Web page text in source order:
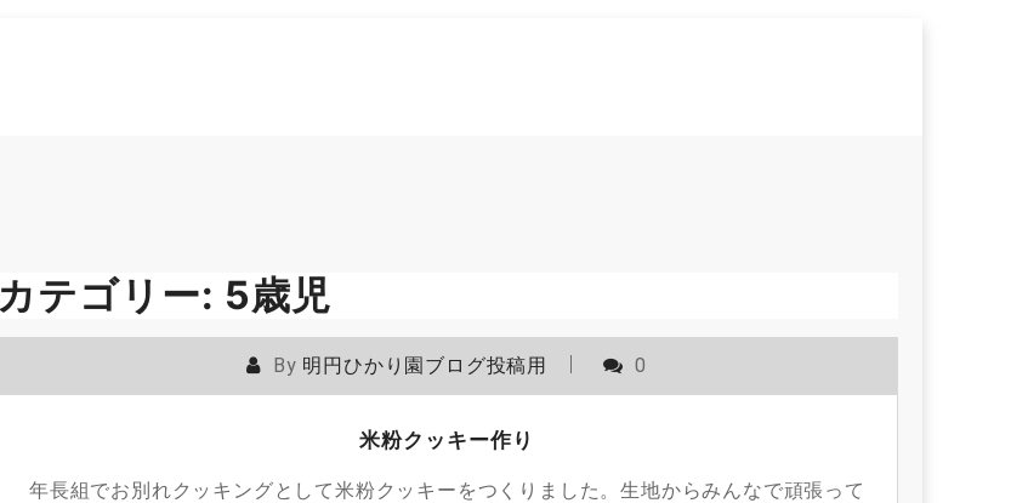
カテゴリー: 5歳児
By 明円ひかり園ブログ投稿用 0
米粉クッキー作り
年長組でお別れクッキングとして米粉クッキーをつくりました。生地からみんなで頑張って